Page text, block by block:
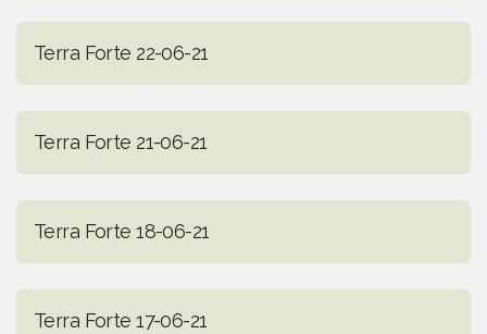
Terra Forte 22-06-21
Terra Forte 21-06-21
Terra Forte 18-06-21
Terra Forte 17-06-21